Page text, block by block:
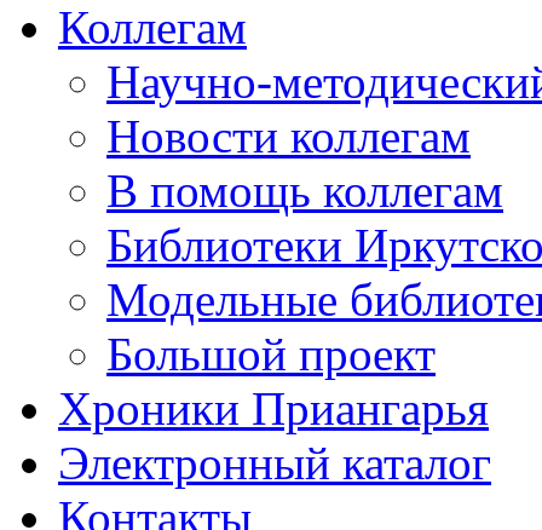
Коллегам
Научно-
Новости коллегам
В помощь коллегам
Библиотеки
Модельные
Большой проект
Хроники Приангарья
Электронный каталог
Контакты